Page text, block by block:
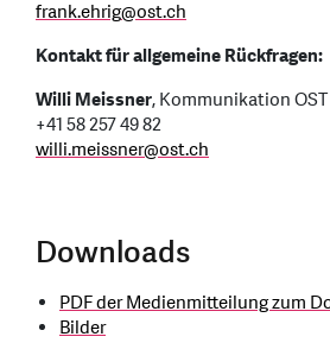
frank.ehrig@ost.ch
Kontakt für allgemeine Rückfragen:
Willi Meissner, Kommunikation OST
+41 58 257 49 82
willi.meissner@ost.ch
Downloads
PDF der Medienmitteilung zum
Bilder